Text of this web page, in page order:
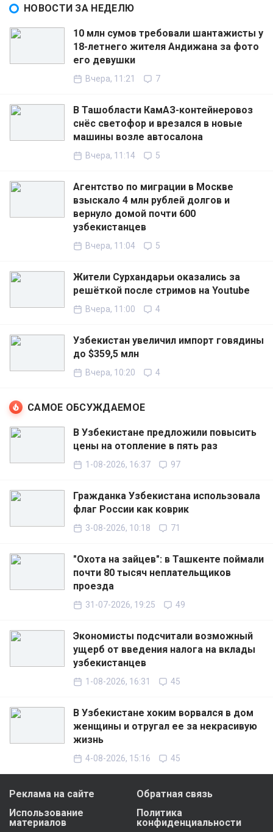
НОВОСТИ ЗА НЕДЕЛЮ
10 млн сумов требовали шантажисты у
18-летнего жителя Андижана за фото
его девушки
Вчера, 11:21 7
В Ташобласти КамАЗ-контейнеровоз
снёс светофор и врезался в новые
машины возле автосалона
Вчера, 11:14 5
Агентство по миграции в Москве
взыскало 4 млн рублей долгов и
вернуло домой почти 600
узбекистанцев
Вчера, 11:04 5
Жители Сурхандарьи оказались за
решёткой после стримов на Youtube
Вчера, 11:00 4
Узбекистан увеличил импорт говядины
до $359,5 млн
Вчера, 10:20 4
САМОЕ ОБСУЖДАЕМОЕ
В Узбекистане предложили повысить
цены на отопление в пять раз
1-08-2026, 16:37 97
Гражданка Узбекистана использовала
флаг России как коврик
3-08-2026, 10:18 71
"Охота на зайцев": в Ташкенте поймали
почти 80 тысяч неплательщиков
проезда
31-07-2026, 19:25 49
Экономисты подсчитали возможный
ущерб от введения налога на вклады
узбекистанцев
1-08-2026, 16:31 45
В Узбекистане хоким ворвался в дом
женщины и отругал ее за некрасивую
жизнь
4-08-2026, 15:16 45
Реклама на сайте
Обратная связь
Использование
материалов
Политика
конфиденциальности